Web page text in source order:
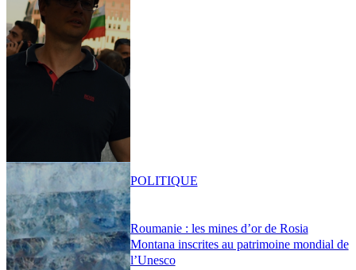
Roumanie : les mines d’or de Rosia
Montana inscrites au patrimoine mondial de
l’Unesco
POLITIQUE